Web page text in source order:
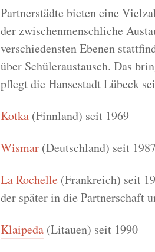
Partnerstädte bieten eine
der zwischenmenschliche
verschiedensten Ebenen
über Schüleraustausch. Das
pflegt die Hansestadt Lübeck
Kotka(Finnland) seit 1969
Wismar(Deutschland) seit 1987
La Rochelle(Frankreich) seit
der später in die Partnerschaft
Klaipeda(Litauen) seit 1990